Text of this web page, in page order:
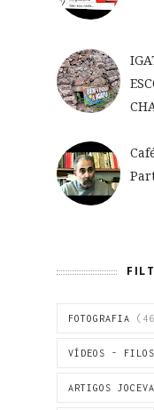
FOTOGRAFIA
VÍDEOS -
ARTIGOS